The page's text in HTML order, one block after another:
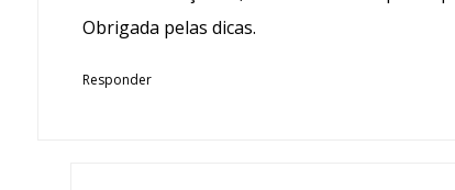
Obrigada pelas dicas.
Responder